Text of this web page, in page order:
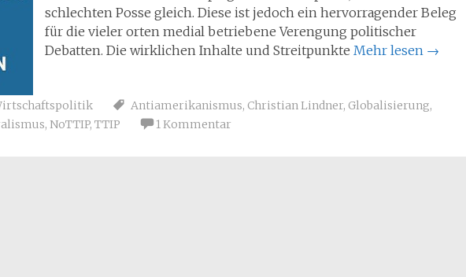
schlechten Posse gleich. Diese ist jedoch ein hervorragender Beleg
für die vieler orten medial betriebene Verengung politischer
Debatten. Die wirklichen Inhalte und Streitpunkte Mehr lesen →
Antiamerikanismus, Christian Lindner, Globalisierung,
, NoTTIP, TTIP 1 Kommentar